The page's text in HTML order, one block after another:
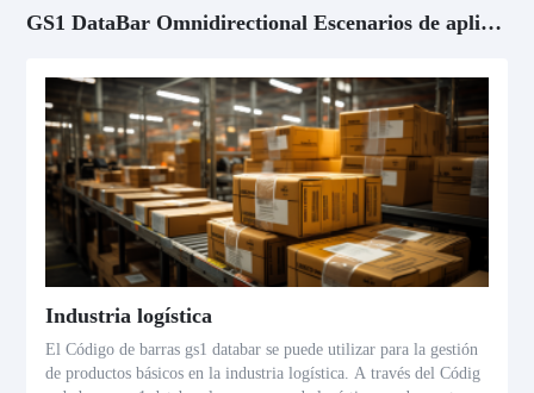
GS1 DataBar Omnidirectional Escenarios de aplicación
Industria logística
El Código de barras gs1 databar se puede utilizar para la gestión
de productos básicos en la industria logística. A través del Códig